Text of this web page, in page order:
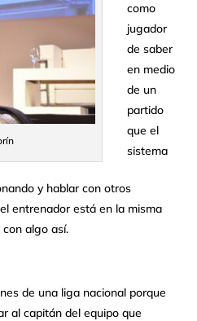
como
jugador
de saber
en medio
de un
partido
que el
sistema
y hablar con otros
entrenador está en la misma
algo así.
de una liga nacional porque
al capitán del equipo que